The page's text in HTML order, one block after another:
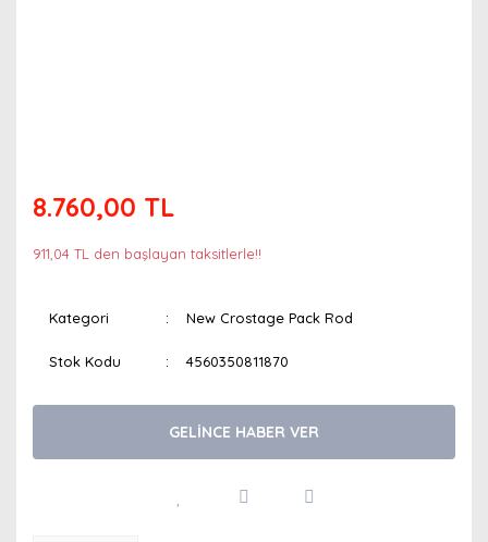
8.760,00 TL
911,04 TL den başlayan taksitlerle!!
Kategori New Crostage Pack Rod
Stok Kodu 4560350811870
GELİNCE HABER VER